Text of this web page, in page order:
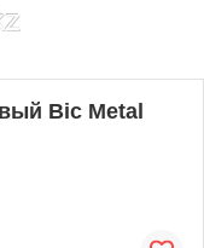
Bic Metal